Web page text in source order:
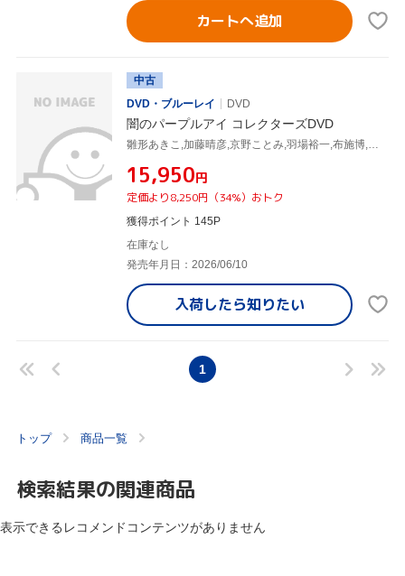
カートへ追加
中古
DVD・ブルーレイ
DVD
闇のパープルアイ コレクターズDVD
¥15,950円
定価より8,250円（34%）おトク
獲得ポイント 145P
在庫なし
発売年月日：2026/06/10
入荷したら知りたい
1
トップ 商品一覧
検索結果の関連商品
表示できるレコメンドコンテンツがありません